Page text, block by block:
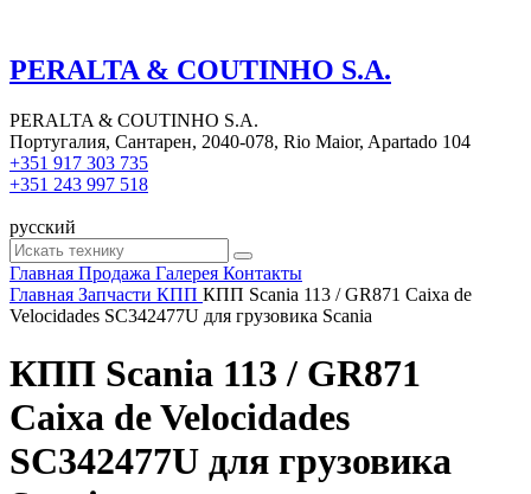
PERALTA & COUTINHO S.A.
PERALTA & COUTINHO S.A.
Португалия, Сантарен, 2040-078, Rio Maior, Apartado 104
+351 917 303 735
+351 243 997 518
русский
Главная Продажа Галерея Контакты
Главная Запчасти КПП КПП Scania 113 / GR871 Caixa de
Velocidades SC342477U для грузовика Scania
КПП Scania 113 / GR871
Caixa de Velocidades
SC342477U для грузовика